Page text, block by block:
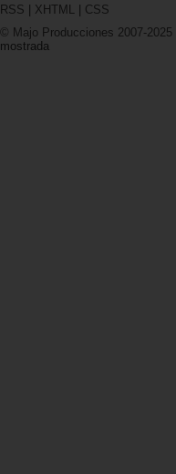
RSS | XHTML | CSS
© Majo Producciones 2007-2025
mostrada